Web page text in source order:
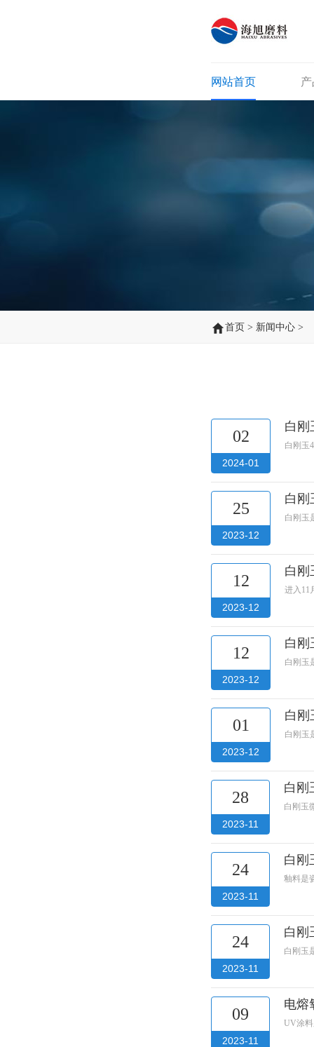
网站首页
首页 > 新闻中心 >
02
2024-01
白刚
白刚玉
25
2023-12
白刚
白刚玉
12
2023-12
白刚
进入11
12
2023-12
白刚
白刚玉
01
2023-12
白刚
白刚玉
28
2023-11
白刚
白刚玉
24
2023-11
白刚
釉料是
24
2023-11
白刚
白刚玉
09
2023-11
电熔
UV涂